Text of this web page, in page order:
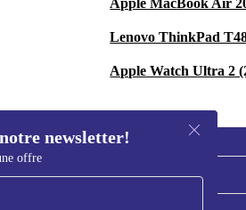
Apple MacBook Air
Lenovo ThinkPad
Apple Watch Ultra 2
newsletter!
offre